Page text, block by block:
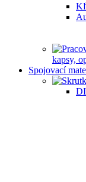
kapsy,
Spojovací